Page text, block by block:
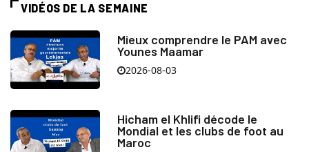
VIDÉOS DE LA SEMAINE
Mieux comprendre le PAM avec
Younes Maamar
2026-08-03
Hicham el Khlifi décode le
Mondial et les clubs de foot au
Maroc